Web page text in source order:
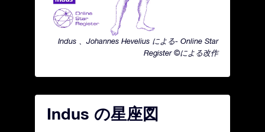
Indus 、Johannes Hevelius による- Online Star
Register ©による改作
Indus の星座図